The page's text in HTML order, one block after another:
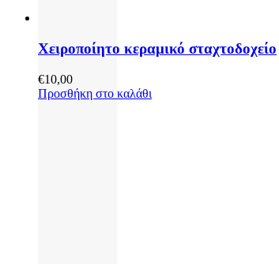
Χειροποίητο κεραμικό σταχτοδοχείο
€10,00
Προσθήκη στο καλάθι